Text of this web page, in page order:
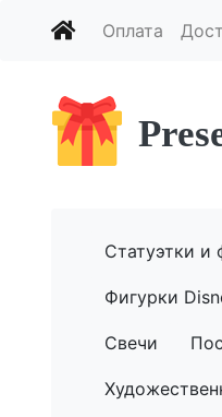
Оплата
Статуэтки и
Фигурки
Свечи